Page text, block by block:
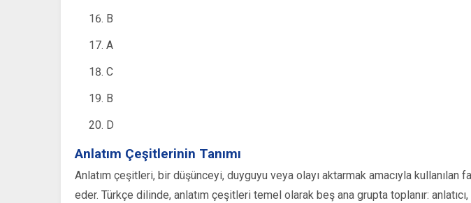
B
A
C
B
D
Anlatım Çeşitlerinin Tanımı
Anlatım çeşitleri, bir düşünceyi, duyguyu veya olayı aktarmak amacıyla kullanılan
eder. Türkçe dilinde, anlatım çeşitleri temel olarak beş ana grupta toplanır: anlatıcı,